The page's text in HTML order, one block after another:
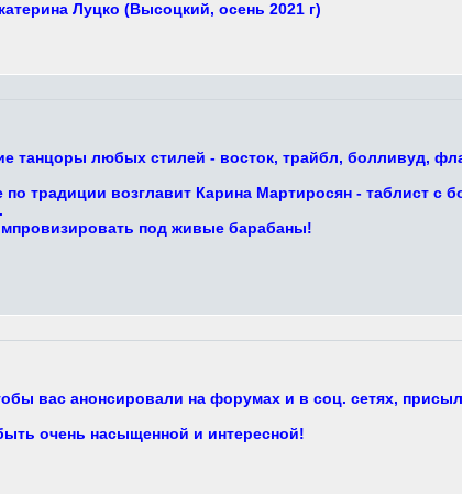
Луцко (Высоцкий, осень 2021 г)
танцоры любых стилей - восток, трайбл, болливуд,
традиции возглавит Карина Мартиросян - таблист
под живые барабаны!
вас анонсировали на форумах и в соц. сетях,
очень насыщенной и интересной!